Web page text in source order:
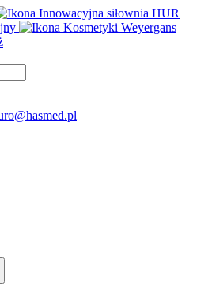
Innowacyjna siłownia HUR
Kosmetyki Weyergans